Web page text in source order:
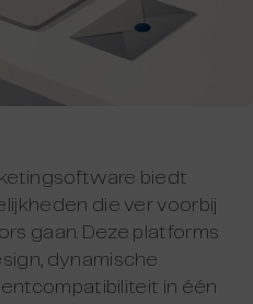
biedt
die ver voorbij
gaan. Deze platforms
dynamische
in één